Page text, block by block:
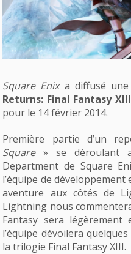
Square Enixa diffusé une
Returns: Final Fantasy XIII
pour le 14 février 2014.
Première partie d’un
Square» se déroulant
Department de Square
l’équipe de
aventure aux côtés de
Lightning nous
Fantasy sera légèrement
l’équipe dévoilera
la trilogie Final Fantasy XIII.